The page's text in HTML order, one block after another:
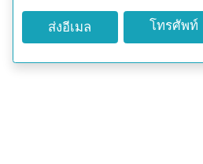
ส่งอีเมล โทรศัพท์